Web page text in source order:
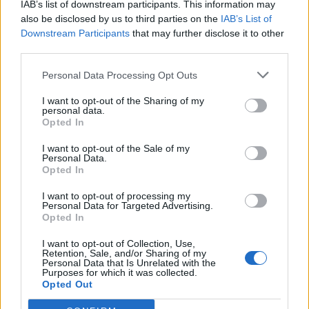
IAB’s list of downstream participants. This information may
also be disclosed by us to third parties on the IAB’s List of
Downstream Participants that may further disclose it to other
Personal Data Processing Opt Outs
I want to opt-out of the Sharing of my
personal data.
Opted In
I want to opt-out of the Sale of my
Personal Data.
Opted In
I want to opt-out of processing my
Personal Data for Targeted Advertising.
Opted In
I want to opt-out of Collection, Use,
Retention, Sale, and/or Sharing of my
Personal Data that Is Unrelated with the
Purposes for which it was collected.
Opted Out
Staran luetuimmat
1